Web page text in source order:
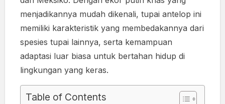
menjadikannya mudah dikenali, tupai antelop ini
memiliki karakteristik yang membedakannya dari
spesies tupai lainnya, serta kemampuan
adaptasi luar biasa untuk bertahan hidup di
lingkungan yang keras.
Table of Contents